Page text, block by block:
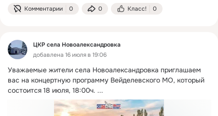
Комментарии 0 0 Класс! 0
ЦКР села Новоалександровка
добавлена 16 июля в 19:06
Уважаемые жители села Новоалександровка приглашаем
вас на концертную программу Вейделевского МО, который
состоится 18 июля, 18:00ч. ...